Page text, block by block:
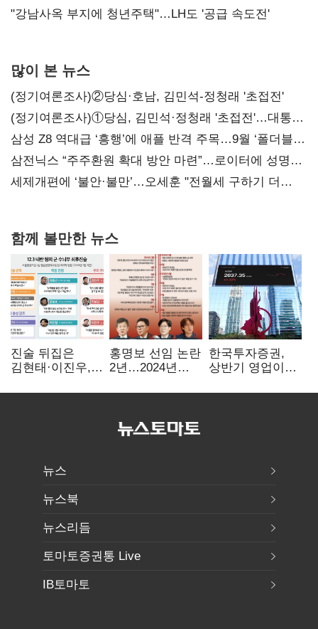
"강남사옥 부지에 청년주택"…LH도 '공급 속도전'
많이 본 뉴스
(정기여론조사)②당심·호남, 김민석-정청래 '초접전'
(정기여론조사)①당심, 김민석·정청래 '초접전'…대통령
지지도 '50% 아래로'(종합)
삼성 Z8 역대급 ‘흥행’에 애플 반격 주목…9월 ‘폴더블
대전’
삼전닉스 “주주환원 확대 방안 마련”…로이터에 성명
보내
세제개편에 ‘불안·불만’…오세훈 "전월세 구하기 더
함께 볼만한 뉴스
진술 뒤집은
김현태·이진우,
헌신"…법정서
홍명보 선임 논란
2년…2024년
압색까지
한국투자증권,
상반기 영업이익
전년비 89.1%↑
뉴스
뉴스북
뉴스리듬
토마토증권통 Live
IB토마토